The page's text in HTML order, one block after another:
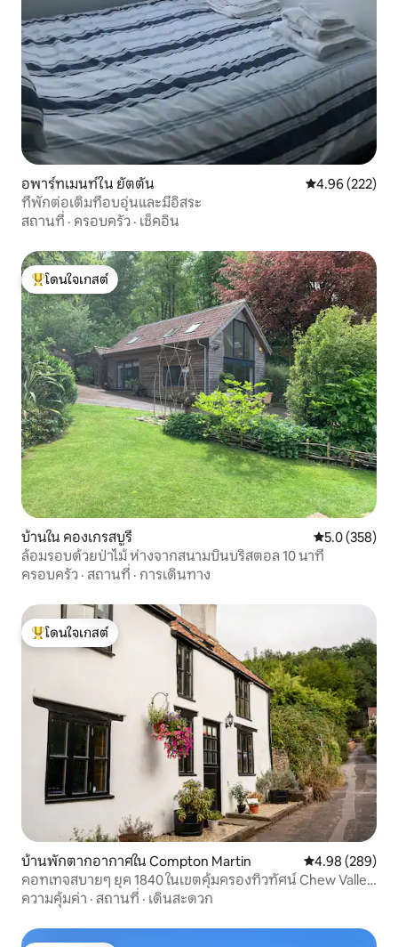
อพาร์ทเมนท์ใน ยัตตัน คะแนนเฉลี่ย
4.96 (222)
ที่พักต่อเติมที่อบอุ่นและมีอิสระ
สถานที่ · ครอบครัว · เช็คอิน
โดนใจเกสต์ที่สุด
โดนใจเกสต์
บ้านใน คองเกรสบูรี คะแนนเฉลี่ย
5.0 (358)
ล้อมรอบด้วยป่าไม้ ห่างจากสนามบินบริสตอล 10 นาที
ครอบครัว · สถานที่ · การเดินทาง
โดนใจเกสต์ที่สุด
โดนใจเกสต์
บ้านพักตากอากาศใน Compton Martin คะแนนเฉลี่ย
4.98 (289)
คอทเทจสบายๆ ยุค 1840 ในเขตคุ้มครองทิวทัศน์ Chew Valley
และ Mendip
ความคุ้มค่า · สถานที่ · เดินสะดวก